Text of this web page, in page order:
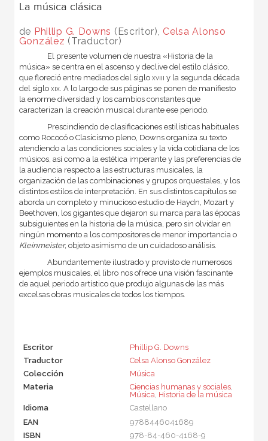
La música clásica
de Phillip G. Downs (Escritor), Celsa Alonso
González (Traductor)
El presente volumen de nuestra «Historia de la
música» se centra en el ascenso y declive del estilo clásico,
que floreció entre mediados del siglo xviii y la segunda década
del siglo xix. A lo largo de sus páginas se ponen de manifiesto
la enorme diversidad y los cambios constantes que
caracterizan la creación musical durante ese periodo.
Prescindiendo de clasificaciones estilísticas habituales
como Rococó o Clasicismo pleno, Downs organiza su texto
atendiendo a las condiciones sociales y la vida cotidiana de los
músicos, así como a la estética imperante y las preferencias de
la audiencia respecto a las estructuras musicales, la
organización de las combinaciones y grupos orquestales, y los
distintos estilos de interpretación. En sus distintos capítulos se
aborda un completo y minucioso estudio de Haydn, Mozart y
Beethoven, los gigantes que dejaron su marca para las épocas
subsiguientes en la historia de la música, pero sin olvidar en
ningún momento a los compositores de menor importancia o
Kleinmeister, objeto asimismo de un cuidadoso análisis.
Abundantemente ilustrado y provisto de numerosos
ejemplos musicales, el libro nos ofrece una visión fascinante
de aquel periodo artístico que produjo algunas de las más
excelsas obras musicales de todos los tiempos.
Escritor
Phillip G. Downs
Traductor
Celsa Alonso González
Colección
Música
Materia
Ciencias humanas y sociales,
Música, Historia de la música
Idioma
Castellano
EAN
9788446041689
ISBN
978-84-460-4168-9